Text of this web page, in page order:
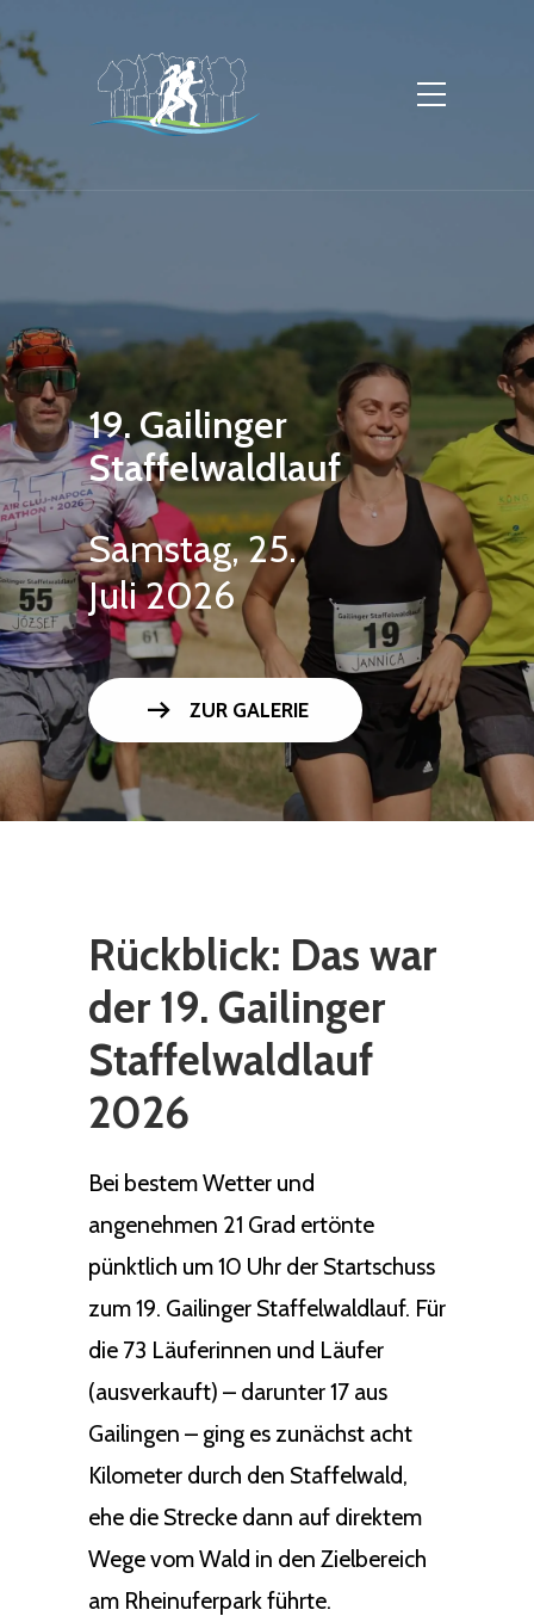
19. Gailinger
Staffelwaldlauf
Samstag, 25.
Juli 2026
arrow_right_alt ZUR GALERIE
Rückblick: Das war
der 19. Gailinger
Staffelwaldlauf
2026
Bei bestem Wetter und
angenehmen 21 Grad ertönte
pünktlich um 10 Uhr der Startschuss
zum 19. Gailinger Staffelwaldlauf. Für
die 73 Läuferinnen und Läufer
(ausverkauft) – darunter 17 aus
Gailingen – ging es zunächst acht
Kilometer durch den Staffelwald,
ehe die Strecke dann auf direktem
Wege vom Wald in den Zielbereich
am Rheinuferpark führte.